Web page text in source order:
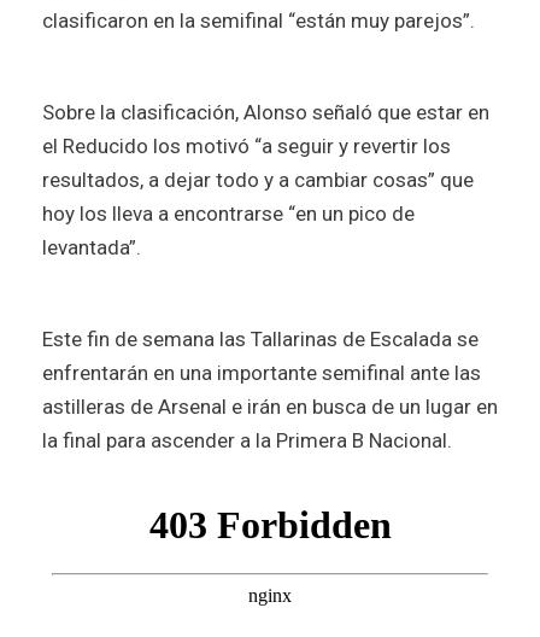
clasificaron en la semifinal “están muy parejos”.
Sobre la clasificación, Alonso señaló que estar en
el Reducido los motivó “a seguir y revertir los
resultados, a dejar todo y a cambiar cosas” que
hoy los lleva a encontrarse “en un pico de
levantada”.
Este fin de semana las Tallarinas de Escalada se
enfrentarán en una importante semifinal ante las
astilleras de Arsenal e irán en busca de un lugar en
la final para ascender a la Primera B Nacional.